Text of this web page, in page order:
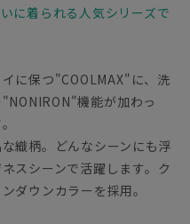
に着られる人気シリーズで
に保つ"COOLMAX"に、洗
機能が加わっ
織柄。どんなシーンにも浮
スシーンで活躍します。ク
ダウンカラーを採用。